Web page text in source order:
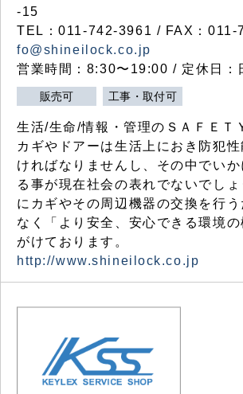
-15
TEL：011-742-3961 / FAX：011-
fo@shineilock.co.jp
営業時間：8:30〜19:00 / 定休日：
販売可 工事・取付可
生活/生命/情報・管理のＳＡＦＥＴ
カギやドアーは生活上におき防犯
ければなりませんし、その中でい
る事が現在社会の表れでないでし
にカギやその周辺機器の交換を行
なく「より安全、安心できる環境
がけております。
http://www.shineilock.co.jp